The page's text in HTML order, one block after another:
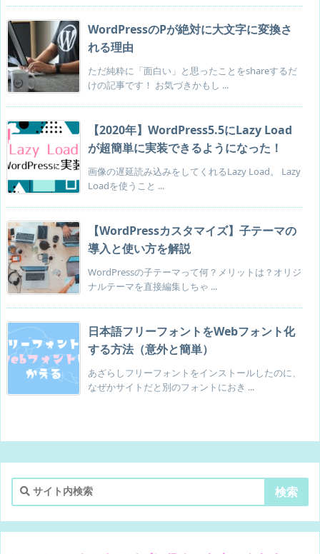
WordPressのPが絶対に大文字に変換さ
れる理由
ただ純粋に「面白い」と思ったことをshareするだ
けの記事です！ お気づきかもし ...
【2020年】WordPress5.5にLazy Load
が超簡単に実装できるようになった！
画像の遅延読み込みをしてくれるLazy Load。 Lazy
Loadを使うこと ...
【WordPressカスタマイズ】子テーマの
導入と使い方を解説
WordPressの子テーマって何？メリットは？オリジ
ナルテーマを直接編集しちゃ ...
日本語フリーフォントをWebフォント化
する方法（意外と簡単）
あざらしフリーフォントをインストールしたのに、
なぜかサイトだと別のフォントにおき ...